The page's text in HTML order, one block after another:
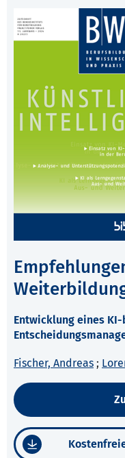
Entwicklung eines
Fischer, Andreas ;